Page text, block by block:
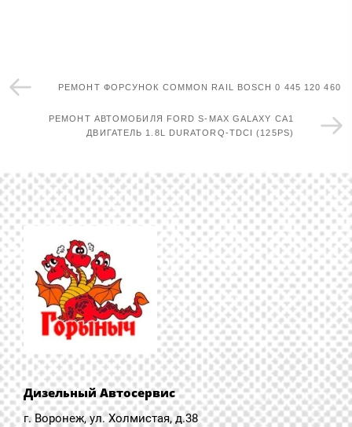
РЕМОНТ ФОРСУНОК COMMON RAIL BOSCH 0 445 120 460
РЕМОНТ АВТОМОБИЛЯ FORD S-MAX GALAXY CA1
ДВИГАТЕЛЬ 1.8L DURATORQ-TDCI (125PS)
Дизельный Автосервис
г. Воронеж, ул. Холмистая, д.38